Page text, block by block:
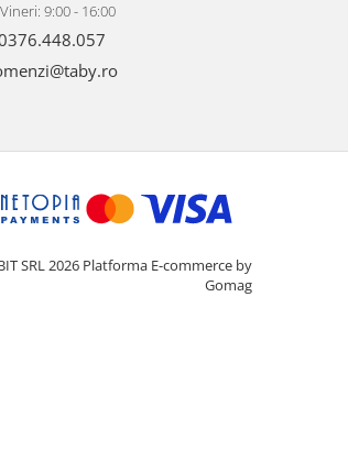
9:00 - 16:00
SRL 2026 Platforma E-commerce by
Gomag